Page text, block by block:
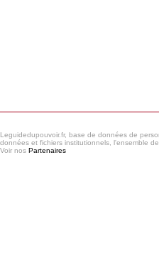
Leguidedupouvoir.fr, base de données de
données et fichiers institutionnels, l'ensemble
Voir nos Partenaires